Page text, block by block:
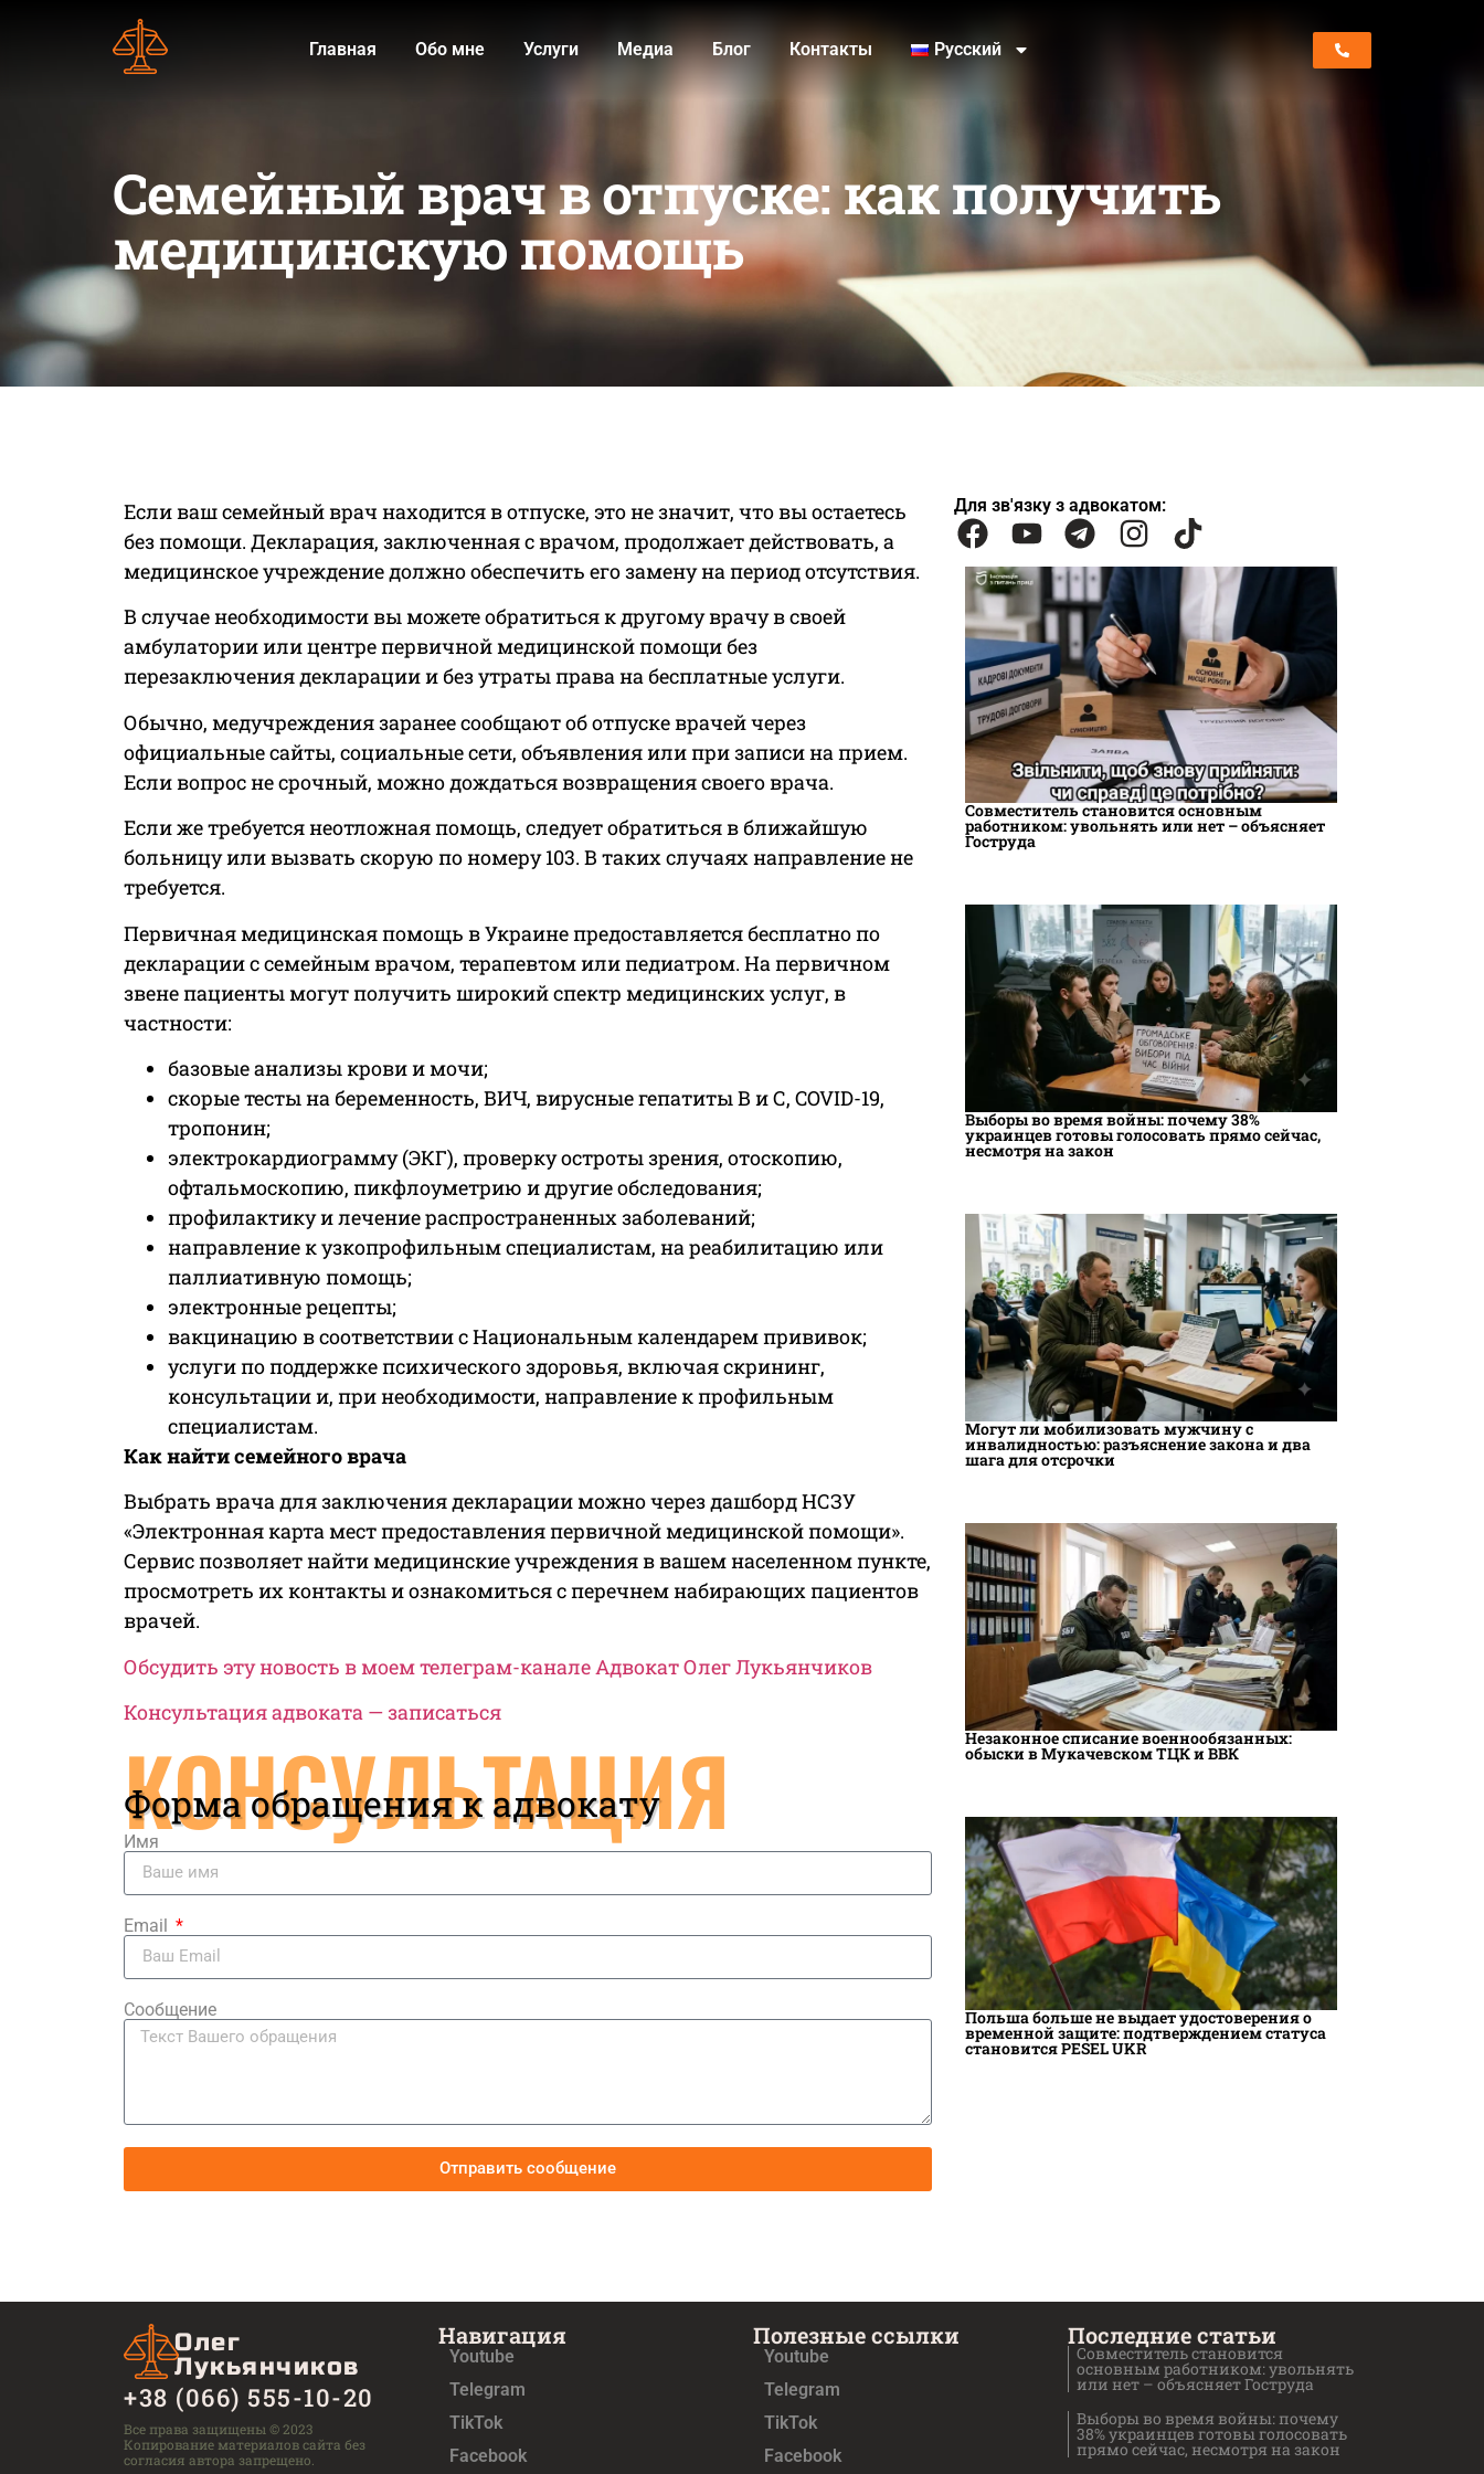
Главная Обо мне Услуги Медиа Блог Контакты Русский
Семейный врач в отпуске: как получить
медицинскую помощь
Если ваш семейный врач находится в отпуске, это не значит, что вы остаетесь
без помощи. Декларация, заключенная с врачом, продолжает действовать, а
медицинское учреждение должно обеспечить его замену на период отсутствия.
В случае необходимости вы можете обратиться к другому врачу в своей
амбулатории или центре первичной медицинской помощи без
перезаключения декларации и без утраты права на бесплатные услуги.
Обычно, медучреждения заранее сообщают об отпуске врачей через
официальные сайты, социальные сети, объявления или при записи на прием.
Если вопрос не срочный, можно дождаться возвращения своего врача.
Если же требуется неотложная помощь, следует обратиться в ближайшую
больницу или вызвать скорую по номеру 103. В таких случаях направление не
требуется.
Первичная медицинская помощь в Украине предоставляется бесплатно по
декларации с семейным врачом, терапевтом или педиатром. На первичном
звене пациенты могут получить широкий спектр медицинских услуг, в
частности:
базовые анализы крови и мочи;
скорые тесты на беременность, ВИЧ, вирусные гепатиты В и С, COVID-19,
тропонин;
электрокардиограмму (ЭКГ), проверку остроты зрения, отоскопию,
офтальмоскопию, пикфлоуметрию и другие обследования;
профилактику и лечение распространенных заболеваний;
направление к узкопрофильным специалистам, на реабилитацию или
паллиативную помощь;
электронные рецепты;
вакцинацию в соответствии с Национальным календарем прививок;
услуги по поддержке психического здоровья, включая скрининг,
консультации и, при необходимости, направление к профильным
специалистам.
Как найти семейного врача
Выбрать врача для заключения декларации можно через дашборд НСЗУ
«Электронная карта мест предоставления первичной медицинской помощи».
Сервис позволяет найти медицинские учреждения в вашем населенном пункте,
просмотреть их контакты и ознакомиться с перечнем набирающих пациентов
врачей.
Обсудить эту новость в моем телеграм-канале Адвокат Олег Лукьянчиков
Консультация адвоката — записаться
КОНСУЛЬТАЦИЯ
Форма обращения к адвокату
Имя
Email
Сообщение
Отправить сообщение
Для зв'язку з адвокатом:
Совместитель становится основным
работником: увольнять или нет – объясняет
Гоструда
Выборы во время войны: почему 38%
украинцев готовы голосовать прямо сейчас,
несмотря на закон
Могут ли мобилизовать мужчину с
инвалидностью: разъяснение закона и два
шага для отсрочки
Незаконное списание военнообязанных:
обыски в Мукачевском ТЦК и ВВК
Польша больше не выдает удостоверения о
временной защите: подтверждением статуса
становится PESEL UKR
Олег
Лукьянчиков
+38 (066) 555-10-20
Все права защищены © 2023
Копирование материалов сайта без
согласия автора запрещено.
Навигация
Youtube
Telegram
TikTok
Facebook
Полезные ссылки
Youtube
Telegram
TikTok
Facebook
Последние статьи
Совместитель становится
основным работником: увольнять
или нет – объясняет Гоструда
Выборы во время войны: почему
38% украинцев готовы голосовать
прямо сейчас, несмотря на закон